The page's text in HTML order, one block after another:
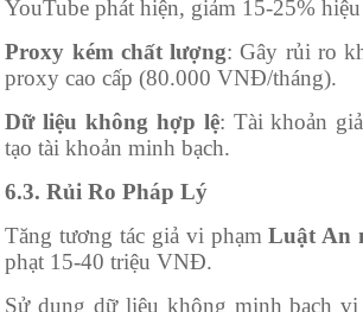
YouTube phát hiện, giảm 15-25%
Proxy kém chất lượng: Gây rủi ro
proxy cao cấp (80.000 VNĐ/tháng).
Dữ liệu không hợp lệ: Tài khoản
tạo tài khoản minh bạch.
6.3. Rủi Ro Pháp Lý
Tăng tương tác giả vi phạmLuật An
phạt 15-40 triệu VNĐ.
Sử dụng dữ liệu không minh bạch vi